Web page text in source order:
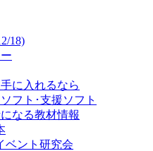
18)
に入れるなら
フト･支援ソフト
なる教材情報
ベント研究会